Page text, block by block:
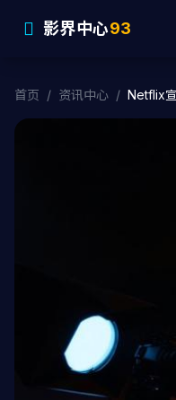
影界中心93
首页 / 资讯中心 / Netflix